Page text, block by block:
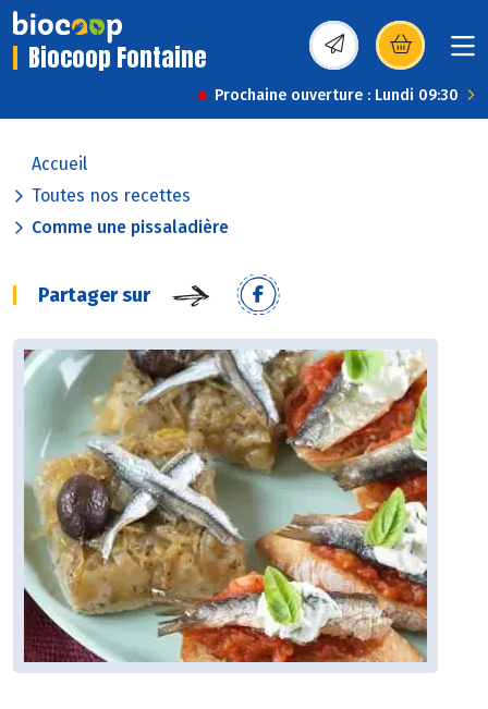
Biocoop Fontaine (s’ouvre dans une
Prochaine ouverture : Lundi 09:30
Accueil
Toutes nos recettes
Comme une pissaladière
Partager sur